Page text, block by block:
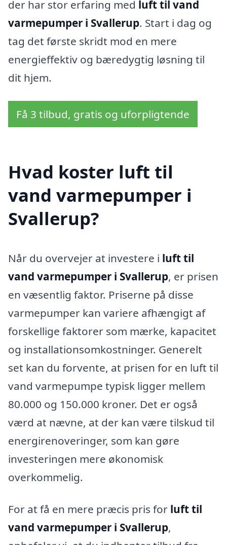
der har stor erfaring med luft til vand
varmepumper i Svallerup. Start i dag og
tag det første skridt mod en mere
energieffektiv og bæredygtig løsning til
dit hjem.
Få 3 tilbud, gratis og uforpligtende
Hvad koster luft til
vand varmepumper i
Svallerup?
Når du overvejer at investere i luft til
vand varmepumper i Svallerup, er prisen
en væsentlig faktor. Priserne på disse
varmepumper kan variere afhængigt af
forskellige faktorer som mærke, kapacitet
og installationsomkostninger. Generelt
set kan du forvente, at prisen for en luft til
vand varmepumpe typisk ligger mellem
80.000 og 150.000 kroner. Det er også
værd at nævne, at der kan være tilskud til
energirenoveringer, som kan gøre
investeringen mere økonomisk
overkommelig.
For at få en mere præcis pris for luft til
vand varmepumper i Svallerup,